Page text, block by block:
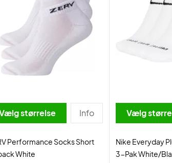
størrelse Info
Performance Socks Short
White
Vælg
Nike Everyday
3-Pak White/